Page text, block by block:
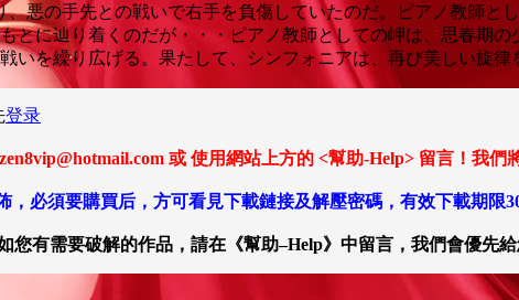
悪の手先との戦いで右手を負傷していたのだ。ピアノ教師と
とに辿り着くのだが・・・ピアノ教師としての岬は、思春期
いを繰り広げる。果たして、シンフォニアは、再び美しい旋律
登录
或 使用網站上方的 <幫助-Help> 留言！我
，必須要購買后，方可看見下載鏈接及解壓密碼，有效下載期限
您有需要破解的作品，請在《幫助–Help》中留言，我們會優先